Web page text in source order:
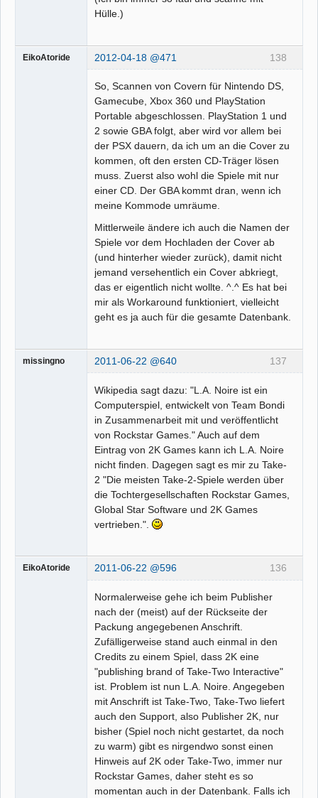
Hülle.)
138
EikoAtoride 2012-04-18 @471
So, Scannen von Covern für Nintendo DS,
Gamecube, Xbox 360 und PlayStation
Portable abgeschlossen. PlayStation 1 und
2 sowie GBA folgt, aber wird vor allem bei
der PSX dauern, da ich um an die Cover zu
kommen, oft den ersten CD-Träger lösen
muss. Zuerst also wohl die Spiele mit nur
einer CD. Der GBA kommt dran, wenn ich
meine Kommode umräume.
Mittlerweile ändere ich auch die Namen der
Spiele vor dem Hochladen der Cover ab
(und hinterher wieder zurück), damit nicht
jemand versehentlich ein Cover abkriegt,
das er eigentlich nicht wollte. ^.^ Es hat bei
mir als Workaround funktioniert, vielleicht
geht es ja auch für die gesamte Datenbank.
137
missingno 2011-06-22 @640
Wikipedia sagt dazu: "L.A. Noire ist ein
Computerspiel, entwickelt von Team Bondi
in Zusammenarbeit mit und veröffentlicht
von Rockstar Games." Auch auf dem
Eintrag von 2K Games kann ich L.A. Noire
nicht finden. Dagegen sagt es mir zu Take-
2 "Die meisten Take-2-Spiele werden über
die Tochtergesellschaften Rockstar Games,
Global Star Software und 2K Games
vertrieben.".
136
EikoAtoride 2011-06-22 @596
Normalerweise gehe ich beim Publisher
nach der (meist) auf der Rückseite der
Packung angegebenen Anschrift.
Zufälligerweise stand auch einmal in den
Credits zu einem Spiel, dass 2K eine
"publishing brand of Take-Two Interactive"
ist. Problem ist nun L.A. Noire. Angegeben
mit Anschrift ist Take-Two, Take-Two liefert
auch den Support, also Publisher 2K, nur
bisher (Spiel noch nicht gestartet, da noch
zu warm) gibt es nirgendwo sonst einen
Hinweis auf 2K oder Take-Two, immer nur
Rockstar Games, daher steht es so
momentan auch in der Datenbank. Falls ich